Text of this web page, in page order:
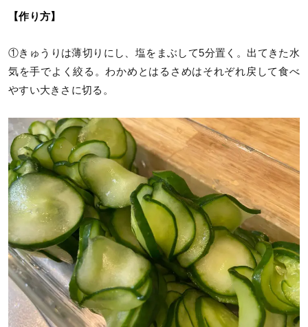
【作り方】
①きゅうりは薄切りにし、塩をまぶして5分置く。出てきた水
気を手でよく絞る。わかめとはるさめはそれぞれ戻して食べ
やすい大きさに切る。